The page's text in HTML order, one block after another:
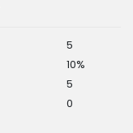
5
10%
5
0